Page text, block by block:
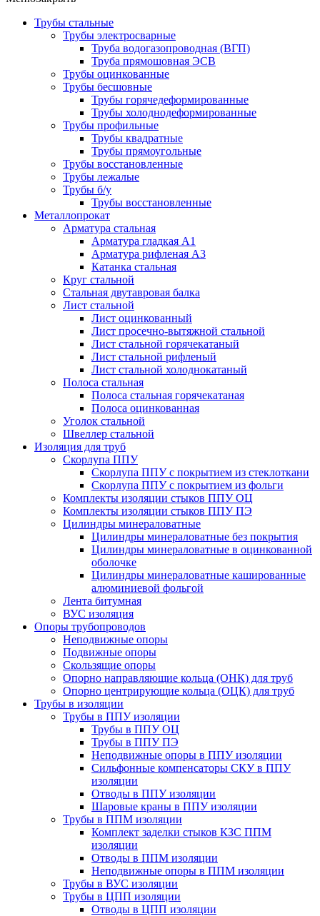
Трубы стальные
Трубы электросварные
Труба водогазопроводная (ВГП)
Труба прямошовная ЭСВ
Трубы оцинкованные
Трубы бесшовные
Трубы горячедеформированные
Трубы холоднодеформированные
Трубы профильные
Трубы квадратные
Трубы прямоугольные
Трубы восстановленные
Трубы лежалые
Трубы б/у
Трубы восстановленные
Металлопрокат
Арматура стальная
Арматура гладкая А1
Арматура рифленая А3
Катанка стальная
Круг стальной
Стальная двутавровая балка
Лист стальной
Лист оцинкованный
Лист просечно-вытяжной стальной
Лист стальной горячекатаный
Лист стальной рифленый
Лист стальной холоднокатаный
Полоса стальная
Полоса стальная горячекатаная
Полоса оцинкованная
Уголок стальной
Швеллер стальной
Изоляция для труб
Скорлупа ППУ
Скорлупа ППУ с покрытием из стеклоткани
Скорлупа ППУ с покрытием из фольги
Комплекты изоляции стыков ППУ ОЦ
Комплекты изоляции стыков ППУ ПЭ
Цилиндры минераловатные
Цилиндры минераловатные без покрытия
Цилиндры минераловатные в оцинкованной
оболочке
Цилиндры минераловатные кашированные
алюминиевой фольгой
Лента битумная
ВУС изоляция
Опоры трубопроводов
Неподвижные опоры
Подвижные опоры
Скользящие опоры
Опорно направляющие кольца (ОНК) для труб
Опорно центрирующие кольца (ОЦК) для труб
Трубы в изоляции
Трубы в ППУ изоляции
Трубы в ППУ ОЦ
Трубы в ППУ ПЭ
Неподвижные опоры в ППУ изоляции
Сильфонные компенсаторы СКУ в ППУ
изоляции
Отводы в ППУ изоляции
Шаровые краны в ППУ изоляции
Трубы в ППМ изоляции
Комплект заделки стыков КЗС ППМ
изоляции
Отводы в ППМ изоляции
Неподвижные опоры в ППМ изоляции
Трубы в ВУС изоляции
Трубы в ЦПП изоляции
Отводы в ЦПП изоляции